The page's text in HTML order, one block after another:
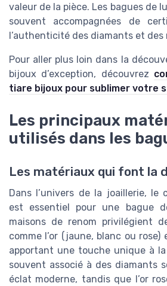
valeur de la pièce. Les bagues de
souvent accompagnées de
l’authenticité des diamants et des
Pour aller plus loin dans la
bijoux d’exception, découvrez
tiare bijoux pour sublimer votre
Les principaux
utilisés dans les
Les matériaux qui font la
Dans l’univers de la joaillerie, le
est essentiel pour une bague
maisons de renom privilégient
comme l’or (jaune, blanc ou
apportant une touche unique à la
souvent associé à des diamants
éclat moderne, tandis que l’or